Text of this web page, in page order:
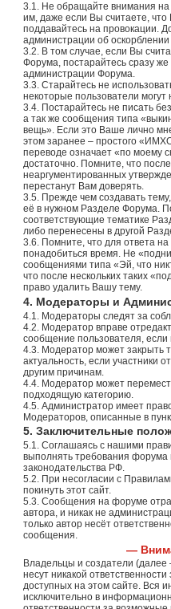
3.1. Не обращайте внимания на
им, даже если Вы считаете, что
поддавайтесь на провокации.
администрации об
3.2. В том случае, если Вы
Форума, постарайтесь сразу
администрации Форума.
3.3. Старайтесь не
некоторые пользователи могут
3.4. Постарайтесь не писать
а так же сообщения типа
вещь». Если это Ваше лично
этом заранее – простого
переводе означает «по моему
достаточно. Помните, что
неаргументированных
перестанут Вам доверять.
3.5. Прежде чем создавать
её в нужном Разделе Форума.
соответствующие тематике
либо перенесены в другой
3.6. Помните, что для ответа
понадобиться время. Не
сообщениями типа «Эй, что
что после нескольких таких
право удалить Вашу тему.
4. Модераторы и
4.1. Модераторы следят за
4.2. Модератор вправе
сообщение пользователя,
4.3. Модератор может закрыть
актуальность, если участники
другим причинам.
4.4. Модератор может
подходящую категорию.
4.5. Администратор имеет
Модераторов, описанные в
5. Заключительные
5.1. Соглашаясь с нашими
выполнять требования форума
законодательства РФ.
5.2. При несогласии с
покинуть этот сайт.
5.3. Сообщения на форуме
автора, и никак не
только автор несёт
сообщения.
—
Владельцы и создатели
несут никакой
доступных на этом сайте. Вся
исключительно в